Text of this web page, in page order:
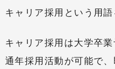
キャリア採用という用
キャリア採用は大学卒
通年採用活動が可能で